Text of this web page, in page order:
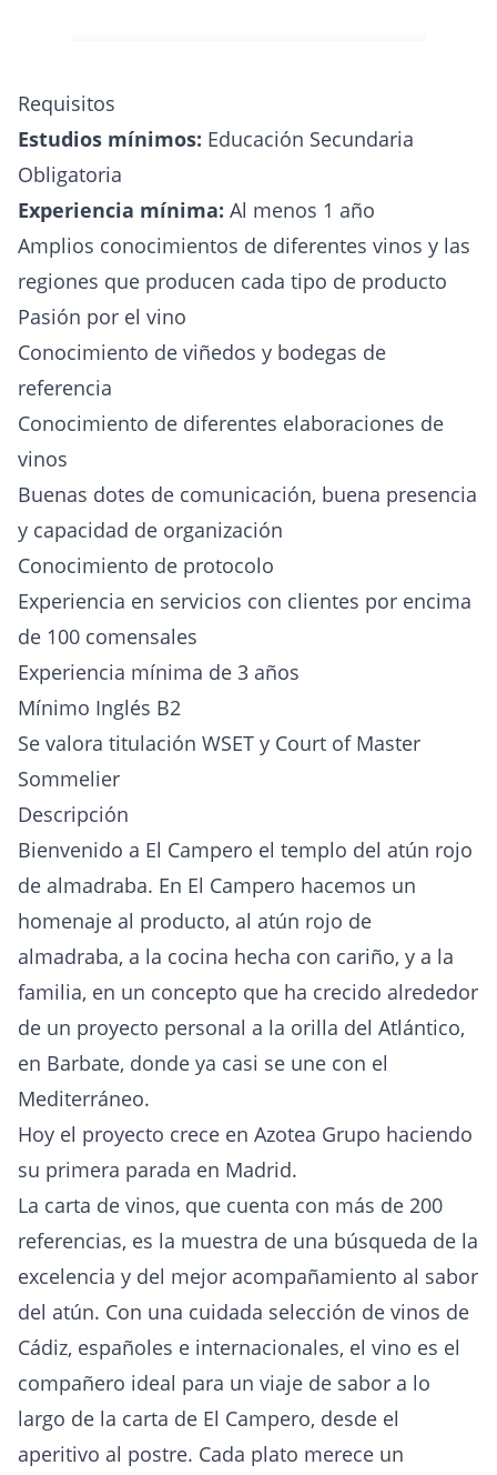
Requisitos
Estudios mínimos: Educación Secundaria
Obligatoria
Experiencia mínima: Al menos 1 año
Amplios conocimientos de diferentes vinos y las
regiones que producen cada tipo de producto
Pasión por el vino
Conocimiento de viñedos y bodegas de
referencia
Conocimiento de diferentes elaboraciones de
vinos
Buenas dotes de comunicación, buena presencia
y capacidad de organización
Conocimiento de protocolo
Experiencia en servicios con clientes por encima
de 100 comensales
Experiencia mínima de 3 años
Mínimo Inglés B2
Se valora titulación WSET y Court of Master
Sommelier
Descripción
Bienvenido a El Campero el templo del atún rojo
de almadraba. En El Campero hacemos un
homenaje al producto, al atún rojo de
almadraba, a la cocina hecha con cariño, y a la
familia, en un concepto que ha crecido alrededor
de un proyecto personal a la orilla del Atlántico,
en Barbate, donde ya casi se une con el
Mediterráneo.
Hoy el proyecto crece en Azotea Grupo haciendo
su primera parada en Madrid.
La carta de vinos, que cuenta con más de 200
referencias, es la muestra de una búsqueda de la
excelencia y del mejor acompañamiento al sabor
del atún. Con una cuidada selección de vinos de
Cádiz, españoles e internacionales, el vino es el
compañero ideal para un viaje de sabor a lo
largo de la carta de El Campero, desde el
aperitivo al postre. Cada plato merece un